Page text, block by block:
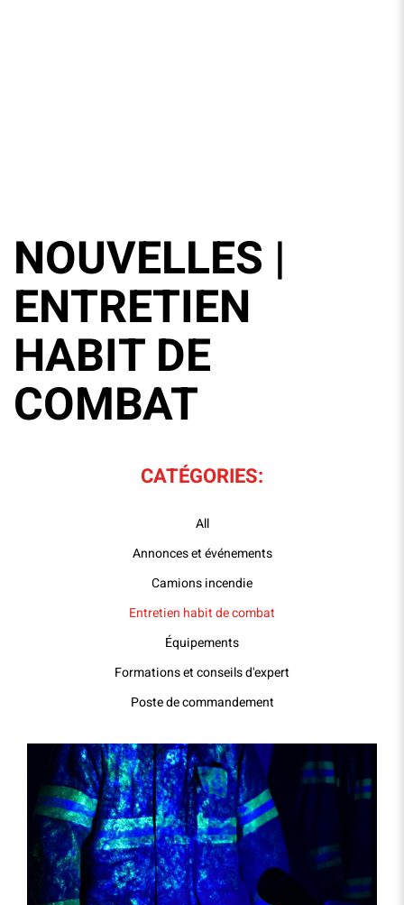
NOUVELLES |
ENTRETIEN
HABIT DE
COMBAT
CATÉGORIES:
All
Annonces et événements
Camions incendie
Entretien habit de combat
Équipements
Formations et conseils d'expert
Poste de commandement